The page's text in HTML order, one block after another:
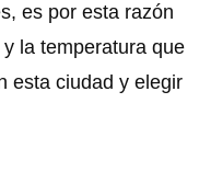
es por esta razón
la temperatura que
esta ciudad y elegir